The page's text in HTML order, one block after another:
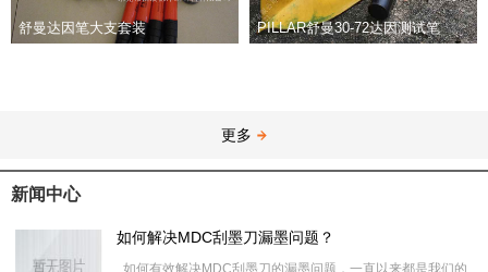
舒曼达因笔大支套装 PILLAR舒曼30-72达因测试笔
更多
新闻中心
如何解决MDC刮墨刀漏墨问题？